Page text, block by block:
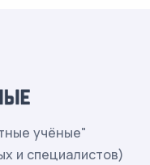
учёные"
и специалистов)